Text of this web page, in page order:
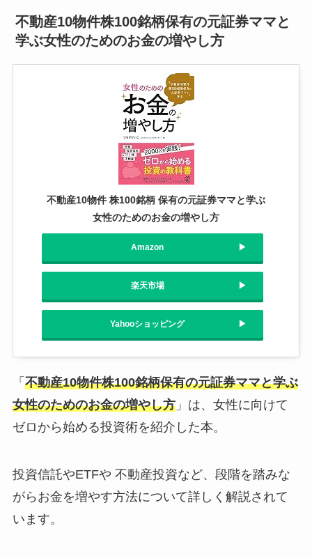
不動産10物件株100銘柄保有の元証券ママと
学ぶ女性のためのお金の増やし方
不動産10物件 株100銘柄 保有の元証券ママと学ぶ
女性のためのお金の増やし方
Amazon
楽天市場
Yahooショッピング
「 不動産10物件株100銘柄保有の元証券ママと学ぶ
女性のためのお金の増やし方」は、女性に向けて
ゼロから始める投資術を紹介した本。
投資信託やETFや 不動産投資など、段階を踏みな
がらお金を増やす方法について詳しく解説されて
います。